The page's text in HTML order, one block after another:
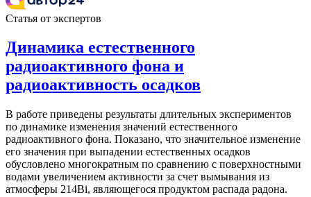
Статья от экспертов
Динамика естественного
радиоактивного фона и
радиоактивность осадков
В работе приведены результаты длительных экспериментов
по динамике изменения значений естественного
радиоактивного фона. Показано, что значительное изменение
его значения при выпадении естественных осадков
обусловлено многократным по сравнению с поверхностными
водами увеличением активности за счет вымывания из
атмосферы 214Bi, являющегося продуктом распада радона.